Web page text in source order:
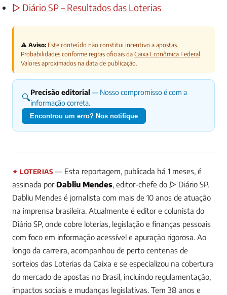
▷ Diário SP – Resultados das Loterias
⚠️ Aviso: Este conteúdo não constitui incentivo a apostas.
Probabilidades conforme regras oficiais da Caixa Econômica Federal.
Valores aproximados na data de publicação.
🔍Precisão editorial — Nosso compromisso é com a
informação correta.
Encontrou um erro? Nos notifique
✦ LOTERIAS — Esta reportagem, publicada há 1 meses, é
assinada por Dabliu Mendes, editor-chefe do ▷ Diário SP.
Dabliu Mendes é jornalista com mais de 10 anos de atuação
na imprensa brasileira. Atualmente é editor e colunista do
Diário SP, onde cobre loterias, legislação e finanças pessoais
com foco em informação acessível e apuração rigorosa. Ao
longo da carreira, acompanhou de perto centenas de
sorteios das Loterias da Caixa e se especializou na cobertura
do mercado de apostas no Brasil, incluindo regulamentação,
impactos sociais e mudanças legislativas. Tem 38 anos e